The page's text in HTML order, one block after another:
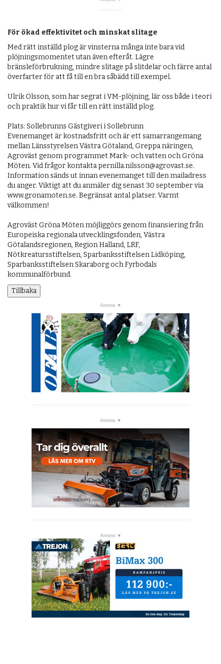
För ökad effektivitet och minskat slitage
Med rätt inställd plog är vinsterna många inte bara vid
plöjningsmomentet utan även efteråt. Lägre
bränsleförbrukning, mindre slitage på slitdelar och färre antal
överfarter för att få till en bra såbädd till exempel.
Ulrik Olsson, som har segrat i VM-plöjning, lär oss både i teori
och praktik hur vi får till en rätt inställd plog.
Plats: Sollebrunns Gästgiveri i Sollebrunn
Evenemanget är kostnadsfritt och är ett samarrangemang
mellan Länsstyrelsen Västra Götaland, Greppa näringen,
Agroväst genom programmet Mark- och vatten och Gröna
Möten. Vid frågor kontakta pernilla.nilsson@agrovast.se.
Information sänds ut innan evenemanget till den mailadress
du anger. Viktigt att du anmäler dig senast 30 september via
www.gronamoten.se. Begränsat antal platser. Varmt
välkommen!
Agroväst Gröna Möten möjliggörs genom finansiering från
Europeiska regionala utvecklingsfonden, Västra
Götalandsregionen, Region Halland, LRF,
Nötkreatursstiftelsen, Sparbanksstiftelsen Lidköping,
Sparbanksstiftelsen Skaraborg och Fyrbodals
kommunalförbund.
Tillbaka